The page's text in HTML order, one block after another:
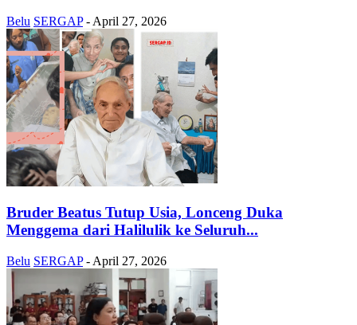
Belu SERGAP - April 27, 2026
Bruder Beatus Tutup Usia, Lonceng Duka
Menggema dari Halilulik ke Seluruh...
Belu SERGAP - April 27, 2026